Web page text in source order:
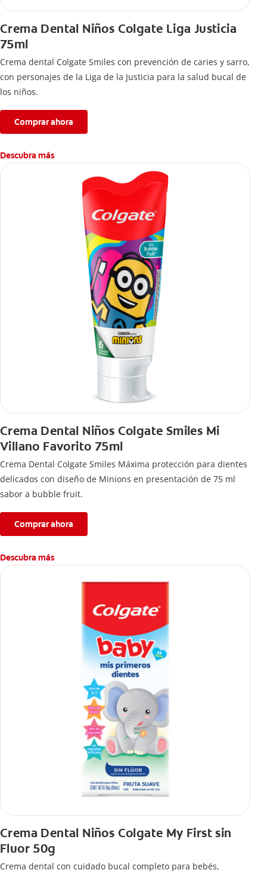
Crema Dental Niños Colgate Liga Justicia
75ml
Crema dental Colgate Smiles con prevención de caries y sarro,
con personajes de la Liga de la Justicia para la salud bucal de
los niños.
Comprar ahora
Descubra más
Crema Dental Niños Colgate Smiles Mi
Villano Favorito 75ml
Crema Dental Colgate Smiles Máxima protección para dientes
delicados con diseño de Minions en presentación de 75 ml
sabor a bubble fruit.
Comprar ahora
Descubra más
Crema Dental Niños Colgate My First sin
Fluor 50g
Crema dental con cuidado bucal completo para bebés,